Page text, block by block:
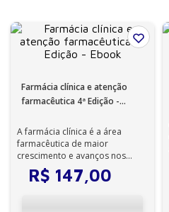
Farmácia clínica e atenção
farmacêutica 4ª Edição -
A farmácia clínica é a área
farmacêutica de maior
crescimento e avanços nos
últimos anos. Sua prática
melhora os resulta...
R$ 147,00